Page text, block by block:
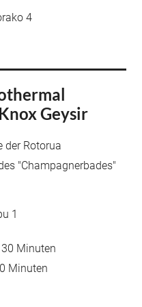
Geysir
der Rotorua
"Champagnerbades"
Minuten
Minuten